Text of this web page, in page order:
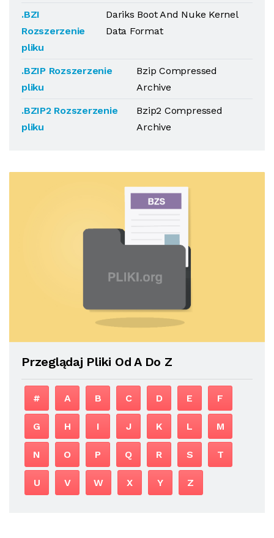
.BZI
Rozszerzenie
pliku
Dariks Boot And Nuke Kernel
Data Format
.BZIP Rozszerzenie
pliku
Bzip Compressed
Archive
.BZIP2 Rozszerzenie
pliku
Bzip2 Compressed
Archive
Przeglądaj Pliki Od A Do Z
# A B C D E F
G H I J K L M
N O P Q R S T
U V W X Y Z